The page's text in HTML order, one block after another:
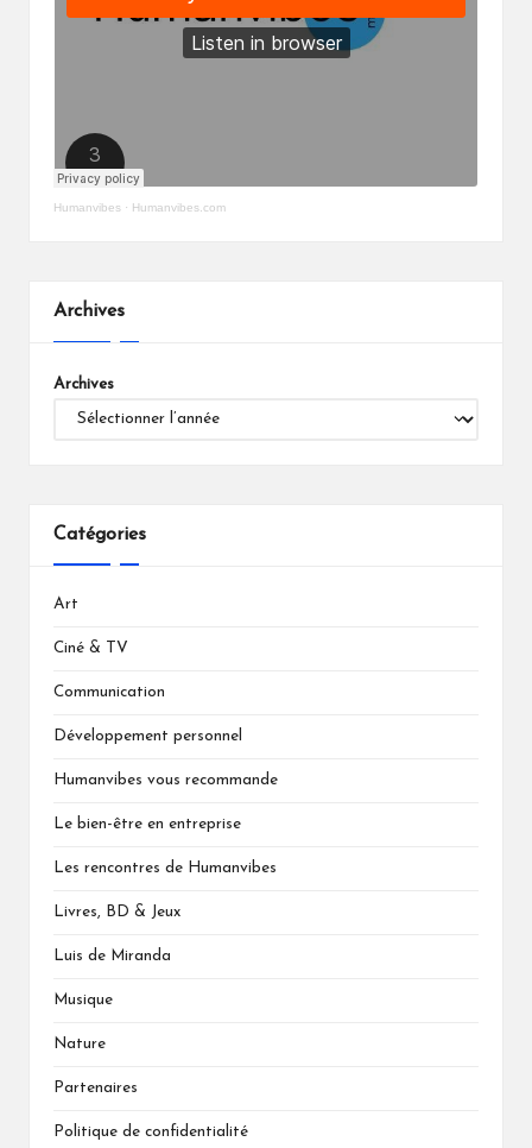
Humanvibes · Humanvibes.com
Archives
Archives
Catégories
Art
Ciné & TV
Communication
Développement personnel
Humanvibes vous recommande
Le bien-être en entreprise
Les rencontres de Humanvibes
Livres, BD & Jeux
Luis de Miranda
Musique
Nature
Partenaires
Politique de confidentialité